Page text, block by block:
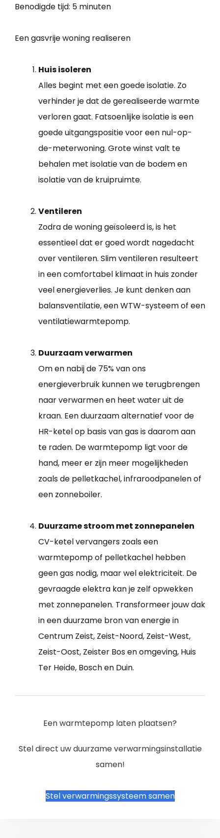
Benodigde tijd: 5 minuten
Een gasvrije woning realiseren
Huis isoleren
Alles begint met een goede isolatie. Zo
verhinder je dat de gerealiseerde warmte
verloren gaat. Fatsoenlijke isolatie is een
goede uitgangspositie voor een nul-op-
de-meterwoning. Grote winst valt te
behalen met isolatie van de bodem en
isolatie van de kruipruimte.
Ventileren
Zodra de woning geïsoleerd is, is het
essentieel dat er goed wordt nagedacht
over ventileren. Slim ventileren resulteert
in een comfortabel klimaat in huis zonder
veel energieverlies. Je kunt denken aan
balansventilatie, een WTW-systeem of een
ventilatiewarmtepomp.
Duurzaam verwarmen
Om en nabij de 75% van ons
energieverbruik kunnen we terugbrengen
naar verwarmen en heet water uit de
kraan. Een duurzaam alternatief voor de
HR-ketel op basis van gas is daarom aan
te raden. De warmtepomp ligt voor de
hand, meer er zijn meer mogelijkheden
zoals de pelletkachel, infraroodpanelen of
een zonneboiler.
Duurzame stroom met zonnepanelen
CV-ketel vervangers zoals een
warmtepomp of pelletkachel hebben
geen gas nodig, maar wel elektriciteit. De
gevraagde elektra kan je zelf opwekken
met zonnepanelen. Transformeer jouw dak
in een duurzame bron van energie in
Centrum Zeist, Zeist-Noord, Zeist-West,
Zeist-Oost, Zeister Bos en omgeving, Huis
Ter Heide, Bosch en Duin.
Een warmtepomp laten plaatsen?
Stel direct uw duurzame verwarmingsinstallatie
samen!
Stel verwarmingssysteem samen